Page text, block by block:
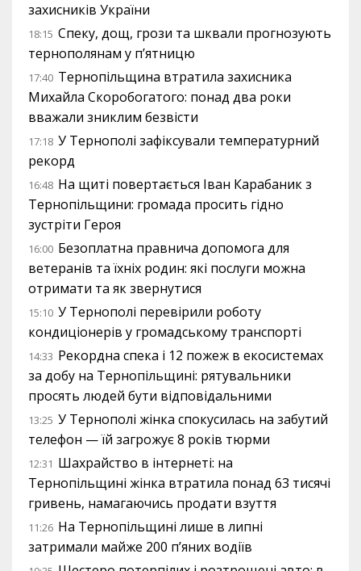
захисників України
18:15 Спеку, дощ, грози та шквали прогнозують
тернополянам у п’ятницю
17:40 Тернопільщина втратила захисника
Михайла Скоробогатого: понад два роки
вважали зниклим безвісти
17:18 У Тернополі зафіксували температурний
рекорд
16:48 На щиті повертається Іван Карабаник з
Тернопільщини: громада просить гідно
зустріти Героя
16:00 Безоплатна правнича допомога для
ветеранів та їхніх родин: які послуги можна
отримати та як звернутися
15:10 У Тернополі перевірили роботу
кондиціонерів у громадському транспорті
14:33 Рекордна спека і 12 пожеж в екосистемах
за добу на Тернопільщині: рятувальники
просять людей бути відповідальними
13:25 У Тернополі жінка спокусилась на забутий
телефон — їй загрожує 8 років тюрми
12:31 Шахрайство в інтернеті: на
Тернопільщині жінка втратила понад 63 тисячі
гривень, намагаючись продати взуття
11:26 На Тернопільщині лише в липні
затримали майже 200 п’яних водіїв